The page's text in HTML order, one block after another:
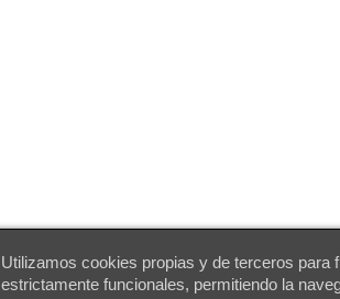
Utilizamos cookies propias y de terceros para
estrictamente funcionales, permitiendo la